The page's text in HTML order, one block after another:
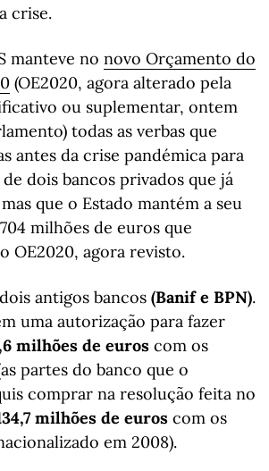
crise.
manteve no novo Orçamento do
(OE2020, agora alterado pela
ou suplementar, ontem
todas as verbas que
antes da crise pandémica para
dois bancos privados que já
que o Estado mantém a seu
milhões de euros que
OE2020, agora revisto.
antigos bancos (Banif e BPN).
uma autorização para fazer
milhões de euros com os
partes do banco que o
comprar na resolução feita no
milhões de euros com os
em 2008).